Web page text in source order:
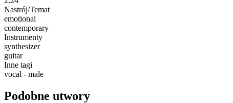
Nastrój/Temat
emotional
contemporary
Instrumenty
synthesizer
guitar
Inne tagi
vocal - male
Podobne utwory